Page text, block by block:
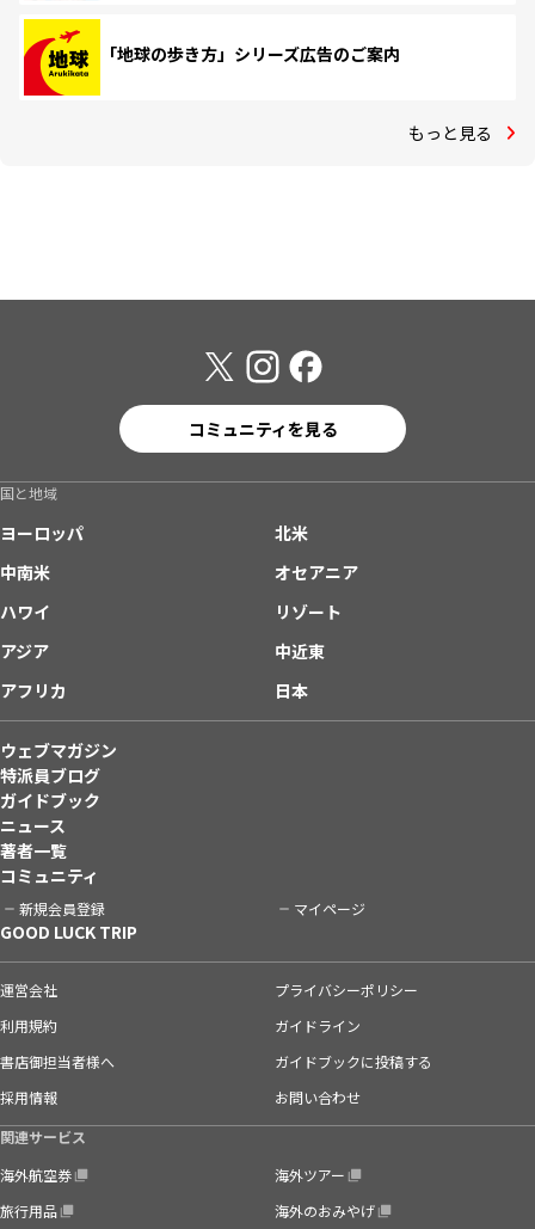
「地球の歩き方」シリーズ広告のご案内
もっと見る
コミュニティを見る
国と地域
ヨーロッパ
北米
中南米
オセアニア
ハワイ
リゾート
アジア
中近東
アフリカ
日本
ウェブマガジン
特派員ブログ
ガイドブック
ニュース
著者一覧
コミュニティ
新規会員登録 マイページ
GOOD LUCK TRIP
運営会社
プライバシーポリシー
利用規約
ガイドライン
書店御担当者様へ
ガイドブックに投稿する
採用情報
お問い合わせ
関連サービス
海外航空券
海外ツアー
旅行用品
海外のおみやげ